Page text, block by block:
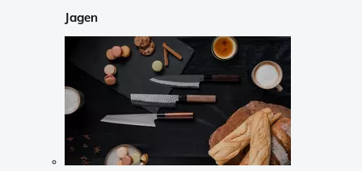
Jagen